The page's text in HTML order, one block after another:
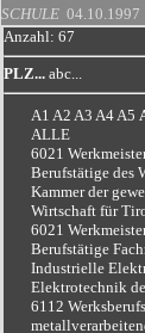
SCHULE 04.10.1997
Anzahl: 67
PLZ... abc...
A1 A2 A3 A4 A5
ALLE
6021
Berufstätige des
Kammer der
Wirtschaft für
6021
Berufstätige
Industrielle
Elektrotechnik
6112